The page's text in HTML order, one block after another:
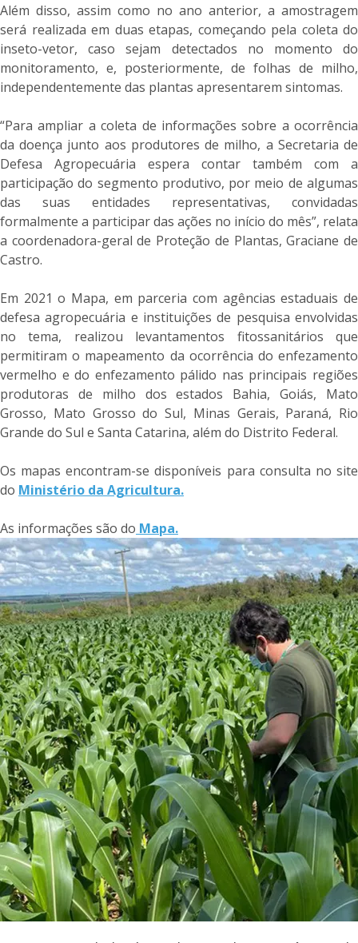
Além disso, assim como no ano anterior, a amostragem
será realizada em duas etapas, começando pela coleta do
inseto-vetor, caso sejam detectados no momento do
monitoramento, e, posteriormente, de folhas de milho,
independentemente das plantas apresentarem sintomas.
“Para ampliar a coleta de informações sobre a ocorrência
da doença junto aos produtores de milho, a Secretaria de
Defesa Agropecuária espera contar também com a
participação do segmento produtivo, por meio de algumas
das suas entidades representativas, convidadas
formalmente a participar das ações no início do mês”, relata
a coordenadora-geral de Proteção de Plantas, Graciane de
Castro.
Em 2021 o Mapa, em parceria com agências estaduais de
defesa agropecuária e instituições de pesquisa envolvidas
no tema, realizou levantamentos fitossanitários que
permitiram o mapeamento da ocorrência do enfezamento
vermelho e do enfezamento pálido nas principais regiões
produtoras de milho dos estados Bahia, Goiás, Mato
Grosso, Mato Grosso do Sul, Minas Gerais, Paraná, Rio
Grande do Sul e Santa Catarina, além do Distrito Federal.
Os mapas encontram-se disponíveis para consulta no site
do Ministério da Agricultura.
As informações são do Mapa.